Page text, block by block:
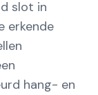
slot in
erkende
hang- en